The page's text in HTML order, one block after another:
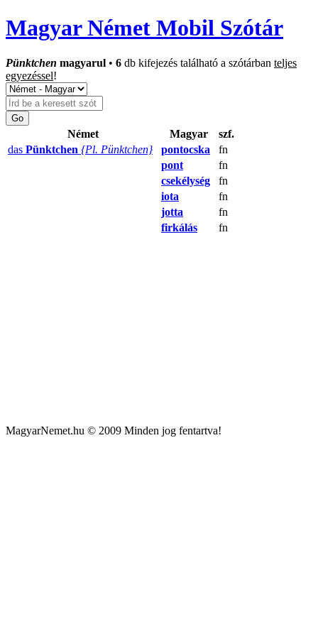
Magyar Német Mobil Szótár
Pünktchen magyarul • 6 db kifejezés található a szótárban teljes
egyezéssel!
Német Magyar
szf.
das Pünktchen {Pl. Pünktchen} pontocska
fn
pont
fn
csekélység
fn
iota
fn
jotta
fn
firkálás
fn
MagyarNemet.hu © 2009 Minden jog fentartva!